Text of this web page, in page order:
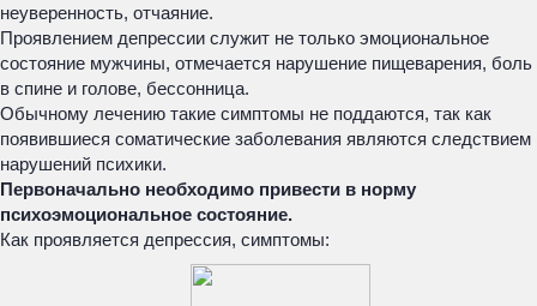
неуверенность, отчаяние.
Проявлением депрессии служит не только эмоциональное
состояние мужчины, отмечается нарушение пищеварения, боль
в спине и голове, бессонница.
Обычному лечению такие симптомы не поддаются, так как
появившиеся соматические заболевания являются следствием
нарушений психики.
Первоначально необходимо привести в норму
психоэмоциональное состояние.
Как проявляется депрессия, симптомы: